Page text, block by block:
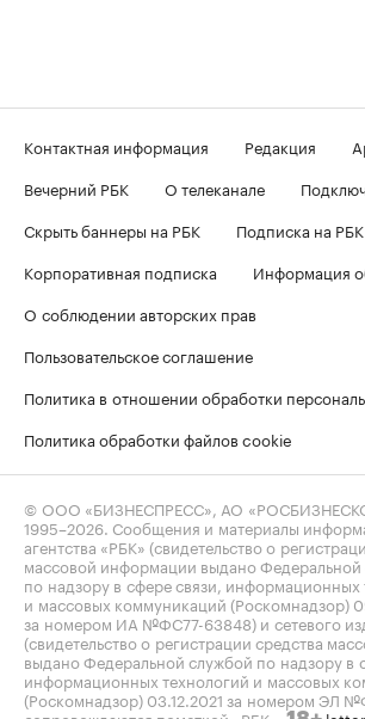
Контактная информация Редакция
Вечерний РБК
О телеканале
Скрыть баннеры на РБК
Подписка на РБК
Корпоративная подписка
Информация
О соблюдении авторских прав
Пользовательское соглашение
Политика в отношении обработки
Политика обработки файлов cookie
© ООО «БИЗНЕСПРЕСС», АО
1995–2026 . Сообщения и материалы
агентства «РБК» (свидетельство о
массовой информации выдано Федеральной
по надзору в сфере связи, информационных
и массовых коммуникаций (Роскомнадзор)
за номером ИА №ФС77-63848) и сетевого
(свидетельство о регистрации средства
выдано Федеральной службой по надзору в
информационных технологий и массовых
(Роскомнадзор) 03.12.2021 за номером ЭЛ